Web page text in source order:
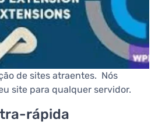
de sites atraentes. Nós
site para qualquer servidor.
rápida